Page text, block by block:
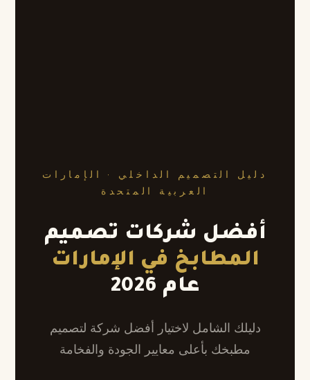
دليل التصميم الداخلي · الإمارات
العربية المتحدة
أفضل شركات تصميم
المطابخ في الإمارات
عام 2026
دليلك الشامل لاختيار أفضل شركة لتصميم
مطبخك بأعلى معايير الجودة والفخامة